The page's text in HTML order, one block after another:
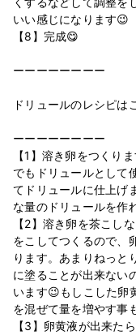
いい感じになります😉
【8】完成😋
ーーーーーーーー
ドリュールのレシピは
ーーーーーーーー
【1】溶き卵をつくり
でもドリュールとして
てドリュールに仕上げ
な量のドリュールを作
【2】溶き卵を茶こし
をこしてつくるので、
ります。あまりねっと
に塗ることが出来ない
います😉もしこした卵
を混ぜて量を増やす事
【3】卵黄液が出来た